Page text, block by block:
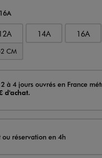
CM
14A 16A
à 4 jours ouvrés en France
d'achat.
ou réservation en 4h